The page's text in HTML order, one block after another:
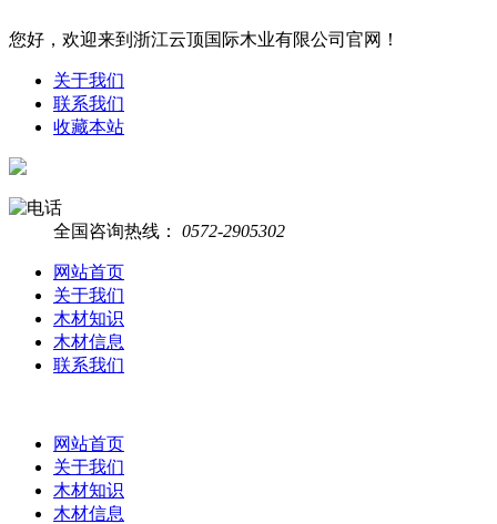
您好，欢迎来到浙江云顶国际木业有限公司官网！
关于我们
联系我们
收藏本站
全国咨询热线： 0572-2905302
网站首页
关于我们
木材知识
木材信息
联系我们
网站首页
关于我们
木材知识
木材信息